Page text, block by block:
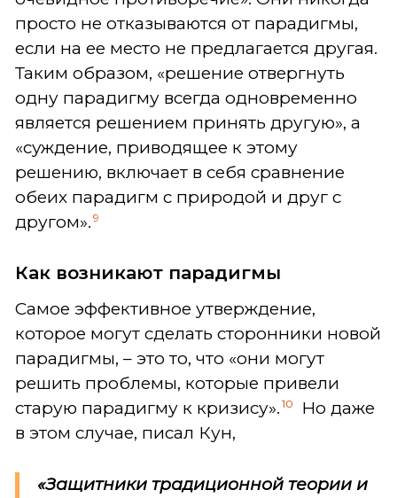
просто не отказываются от парадигмы,
если на ее место не предлагается другая.
Таким образом, «решение отвергнуть
одну парадигму всегда одновременно
является решением принять другую», а
«суждение, приводящее к этому
решению, включает в себя сравнение
обеих парадигм с природой и друг с
другом». 9
Как возникают парадигмы
Самое эффективное утверждение,
которое могут сделать сторонники новой
парадигмы, – это то, что «они могут
решить проблемы, которые привели
старую парадигму к кризису». 10
Но даже
в этом случае, писал Кун,
«Защитники традиционной теории и